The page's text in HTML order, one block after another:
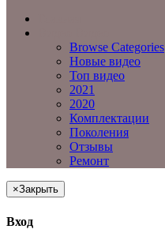
Browse Categories
Новые видео
Топ видео
2021
2020
Комплектации
Поколения
Отзывы
Ремонт
×Закрыть
Вход